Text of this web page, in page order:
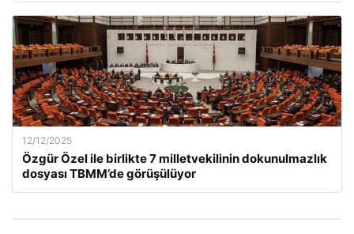
12/12/2025
Özgür Özel ile birlikte 7 milletvekilinin dokunulmazlık
dosyası TBMM’de görüşülüyor